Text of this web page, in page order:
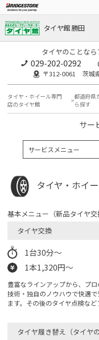
タイヤ館 勝田
タイヤのことな
029-202-0292
〒312-0061 茨城
タイヤ・ホイール専門
店のタイヤ館
都道府県
ら探す
サー
サービスメニュー
タイヤ・ホイ
基本メニュー（新品タイヤ交
タイヤ交換
1台30分～
1本1,320円～
豊富なラインアップから、プ
技術・独自のノウハウで快適
ます。その後のタイヤ点検な
タイヤ履き替え（タイヤの